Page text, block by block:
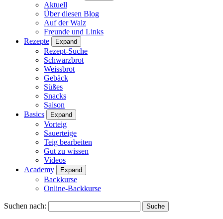
Aktuell
Über diesen Blog
Auf der Walz
Freunde und Links
Rezepte
Expand
Rezept-Suche
Schwarzbrot
Weissbrot
Gebäck
Süßes
Snacks
Saison
Basics
Expand
Vorteig
Sauerteige
Teig bearbeiten
Gut zu wissen
Videos
Academy
Expand
Backkurse
Online-Backkurse
Suchen nach: